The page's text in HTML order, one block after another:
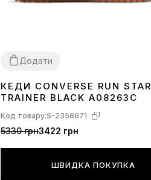
Додати
3641424445
КЕДИ CONVERSE RUN STAR
TRAINER BLACK A08263C
Код товару:S-2358671
5330 грн3422 грн
ШВИДКА ПОКУПКА